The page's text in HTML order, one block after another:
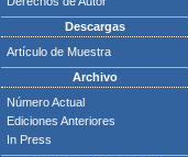
Descargas
Artículo de Muestra
Archivo
Número Actual
Ediciones Anteriores
In Press